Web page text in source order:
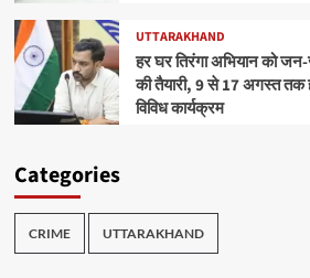
UTTARAKHAND
हर घर तिरंगा अभियान को
की तैयारी, 9 से 17 अगस्त तक
विविध कार्यक्रम
Categories
CRIME UTTARAKHAND